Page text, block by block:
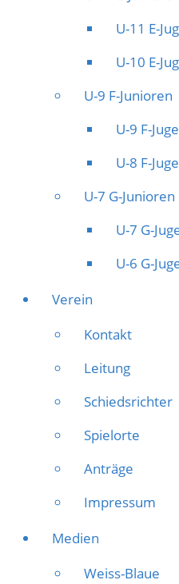
U-11 E-
U-10 E-
U-9 F-Junioren
U-9 F-
U-8 F-
U-7 G-Junioren
U-7 G-
U-6 G-
Verein
Kontakt
Leitung
Schiedsrichter
Spielorte
Anträge
Impressum
Medien
Weiss-Blaue